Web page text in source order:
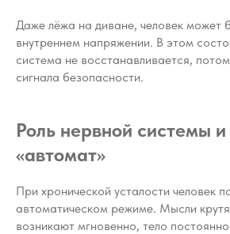
Даже лёжа на диване, человек может
внутреннем напряжении. В этом
система не восстанавливается,
сигнала безопасности.
Роль нервной системы
«автомат»
При хронической усталости человек
автоматическом режиме. Мысли
возникают мгновенно, тело